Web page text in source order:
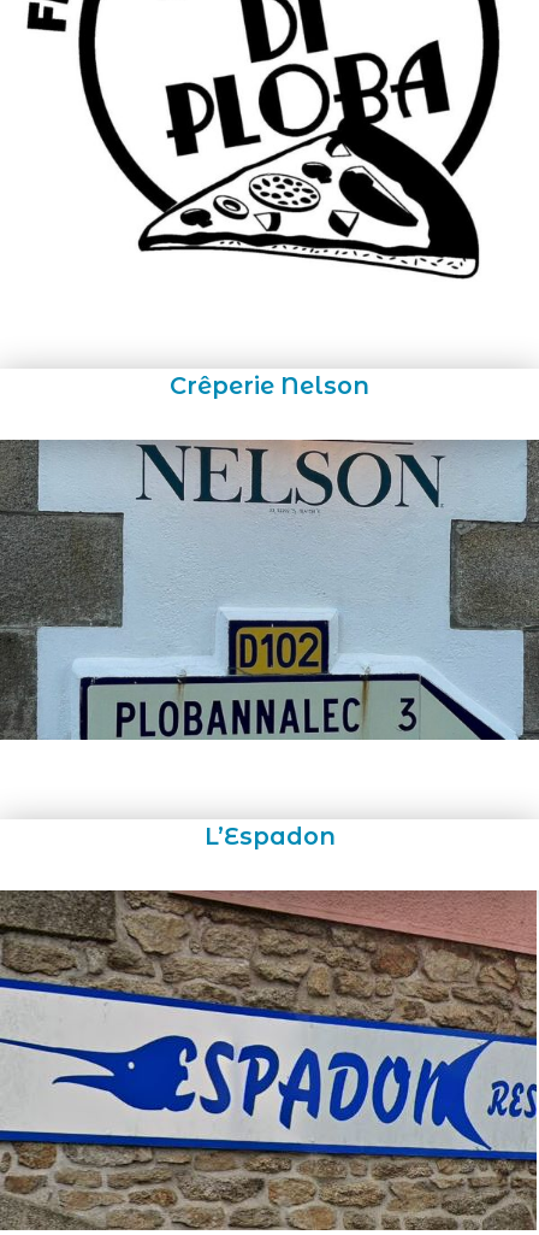
Crêperie Nelson
L’Espadon